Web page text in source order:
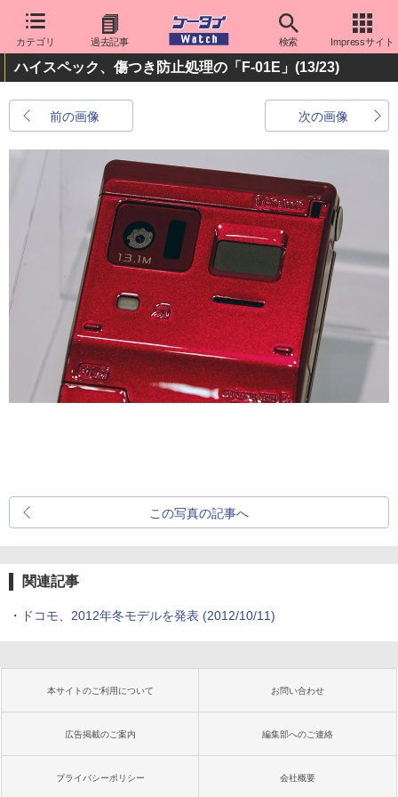
カテゴリ 過去記事 検索 Impressサイト
ハイスペック、傷つき防止処理の「F-01E」 (13/23)
前の画像 次の画像
この写真の記事へ
関連記事
・ ドコモ、2012年冬モデルを発表 (2012/10/11)
本サイトのご利用について お問い合わせ
広告掲載のご案内 編集部へのご連絡
プライバシーポリシー 会社概要